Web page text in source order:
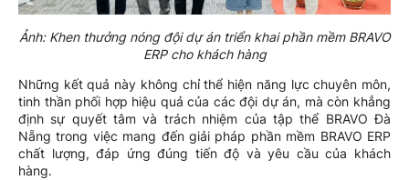
Ảnh: Khen thưởng nóng đội dự án triển khai phần mềm BRAVO
ERP cho khách hàng
Những kết quả này không chỉ thể hiện năng lực chuyên môn,
tinh thần phối hợp hiệu quả của các đội dự án, mà còn khẳng
định sự quyết tâm và trách nhiệm của tập thể BRAVO Đà
Nẵng trong việc mang đến giải pháp phần mềm BRAVO ERP
chất lượng, đáp ứng đúng tiến độ và yêu cầu của khách
hàng.